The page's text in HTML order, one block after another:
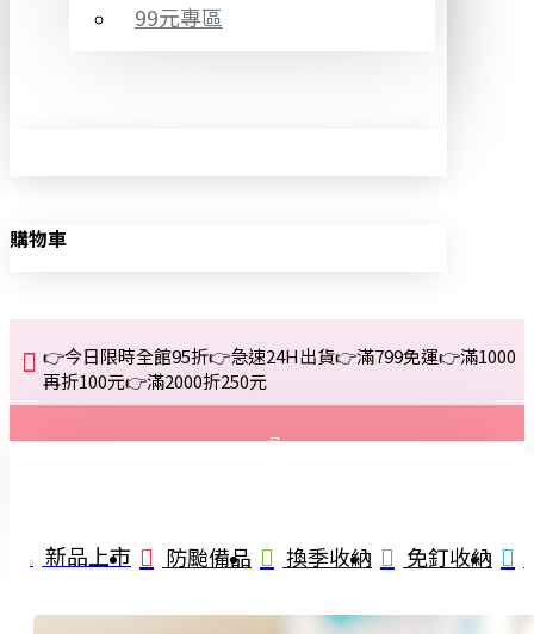
99元專區
購物車
👉今日限時全館95折👉急速24H出貨👉滿799免運👉滿1000
再折100元👉滿2000折250元
註冊
詢問
新品上市 防颱備品 換季收納 免釘收納